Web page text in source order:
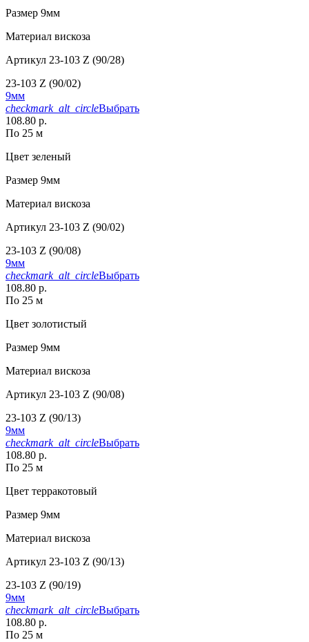
Размер 9мм
Материал вискоза
Артикул 23-103 Z (90/28)
23-103 Z (90/02)
9мм
checkmark_alt_circleВыбрать
108.80 р.
По 25 м
Цвет зеленый
Размер 9мм
Материал вискоза
Артикул 23-103 Z (90/02)
23-103 Z (90/08)
9мм
checkmark_alt_circleВыбрать
108.80 р.
По 25 м
Цвет золотистый
Размер 9мм
Материал вискоза
Артикул 23-103 Z (90/08)
23-103 Z (90/13)
9мм
checkmark_alt_circleВыбрать
108.80 р.
По 25 м
Цвет терракотовый
Размер 9мм
Материал вискоза
Артикул 23-103 Z (90/13)
23-103 Z (90/19)
9мм
checkmark_alt_circleВыбрать
108.80 р.
По 25 м